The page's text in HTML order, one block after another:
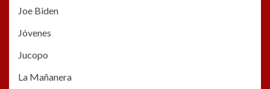
Joe Biden
Jóvenes
Jucopo
La Mañanera